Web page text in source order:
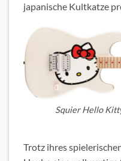
japanische Kultkatze
Squier Hello
Trotz ihres